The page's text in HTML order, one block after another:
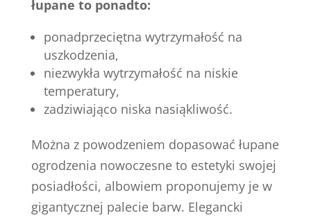
łupane to ponadto:
ponadprzeciętna wytrzymałość na
uszkodzenia,
niezwykła wytrzymałość na niskie
temperatury,
zadziwiająco niska nasiąkliwość.
Można z powodzeniem dopasować łupane
ogrodzenia nowoczesne to estetyki swojej
posiadłości, albowiem proponujemy je w
gigantycznej palecie barw. Elegancki